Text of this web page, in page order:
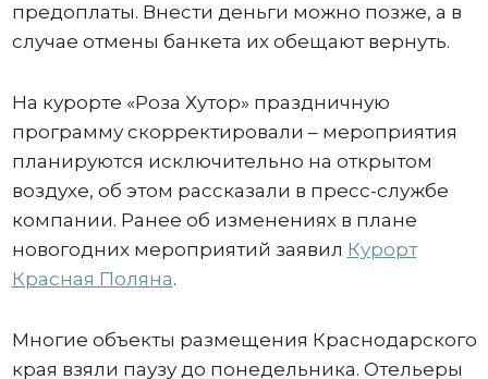
предоплаты. Внести деньги можно позже, а в
случае отмены банкета их обещают вернуть.
На курорте «Роза Хутор» праздничную
программу скорректировали – мероприятия
планируются исключительно на открытом
воздухе, об этом рассказали в пресс-службе
компании. Ранее об изменениях в плане
новогодних мероприятий заявил Курорт
Красная Поляна.
Многие объекты размещения Краснодарского
края взяли паузу до понедельника. Отельеры